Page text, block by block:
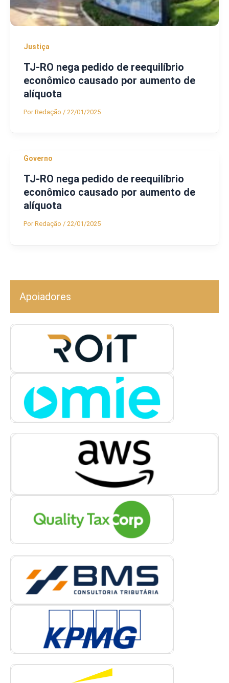
Justiça
TJ-RO nega pedido de reequilíbrio
econômico causado por aumento de
alíquota
PorRedação / 22/01/2025
Governo
TJ-RO nega pedido de reequilíbrio
econômico causado por aumento de
alíquota
PorRedação / 22/01/2025
Apoiadores